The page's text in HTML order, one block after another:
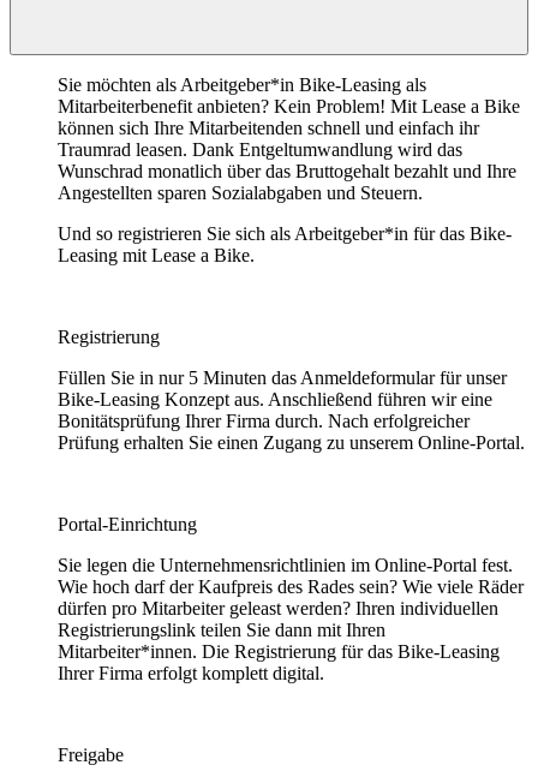
Sie möchten als Arbeitgeber*in Bike-Leasing als
Mitarbeiterbenefit anbieten? Kein Problem! Mit Lease a Bike
können sich Ihre Mitarbeitenden schnell und einfach ihr
Traumrad leasen. Dank Entgeltumwandlung wird das
Wunschrad monatlich über das Bruttogehalt bezahlt und Ihre
Angestellten sparen Sozialabgaben und Steuern.
Und so registrieren Sie sich als Arbeitgeber*in für das Bike-
Leasing mit Lease a Bike.
Registrierung
Füllen Sie in nur 5 Minuten das Anmeldeformular für unser
Bike-Leasing Konzept aus. Anschließend führen wir eine
Bonitätsprüfung Ihrer Firma durch. Nach erfolgreicher
Prüfung erhalten Sie einen Zugang zu unserem Online-Portal.
Portal-Einrichtung
Sie legen die Unternehmensrichtlinien im Online-Portal fest.
Wie hoch darf der Kaufpreis des Rades sein? Wie viele Räder
dürfen pro Mitarbeiter geleast werden? Ihren individuellen
Registrierungslink teilen Sie dann mit Ihren
Mitarbeiter*innen. Die Registrierung für das Bike-Leasing
Ihrer Firma erfolgt komplett digital.
Freigabe